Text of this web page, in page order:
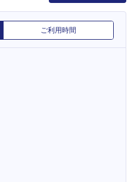
ご利用時間